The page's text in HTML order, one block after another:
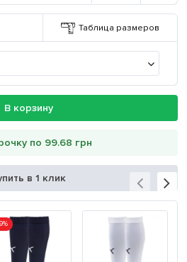
Таблица размеров
В корзину
по 99.68 грн
в 1 клик